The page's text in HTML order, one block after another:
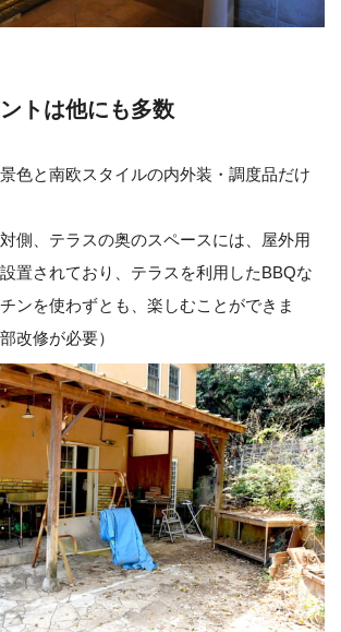
トは他にも多数
色と南欧スタイルの内外装・調度品だけ
側、テラスの奥のスペースには、屋外用
置されており、テラスを利用したBBQな
ンを使わずとも、楽しむことができま
改修が必要）